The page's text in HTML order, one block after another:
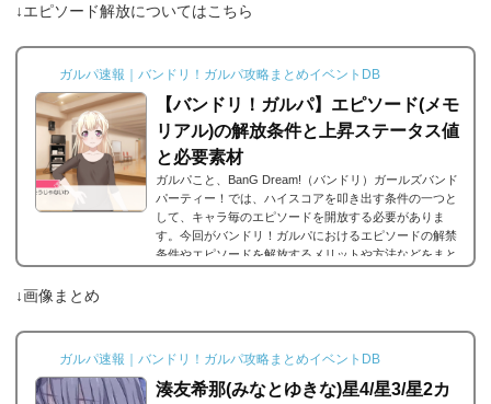
↓エピソード解放についてはこちら
ガルパ速報｜バンドリ！ガルパ攻略まとめイベントDB
【バンドリ！ガルパ】エピソード(メモ
リアル)の解放条件と上昇ステータス値
と必要素材
ガルパこと、BanG Dream!（バンドリ）ガールズバンド
パーティー！では、ハイスコアを叩き出す条件の一つと
して、キャラ毎のエピソードを開放する必要がありま
す。今回がバンドリ！ガルパにおけるエピソードの解禁
条件やエピソードを解放するメリットや方法などをまと
す。エピソードは各キャラクターの詳細にあり、解放す
よ...
↓画像まとめ
ガルパ速報｜バンドリ！ガルパ攻略まとめイベントDB
湊友希那(みなとゆきな)星4/星3/星2カ